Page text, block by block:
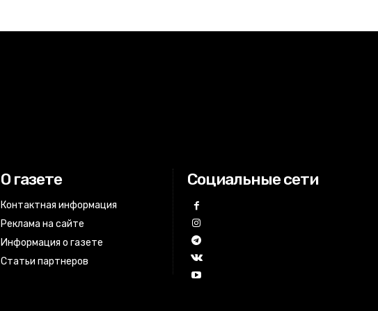
О газете
Контактная информация
Реклама на сайте
Информация о газете
Статьи партнеров
Социальные сети